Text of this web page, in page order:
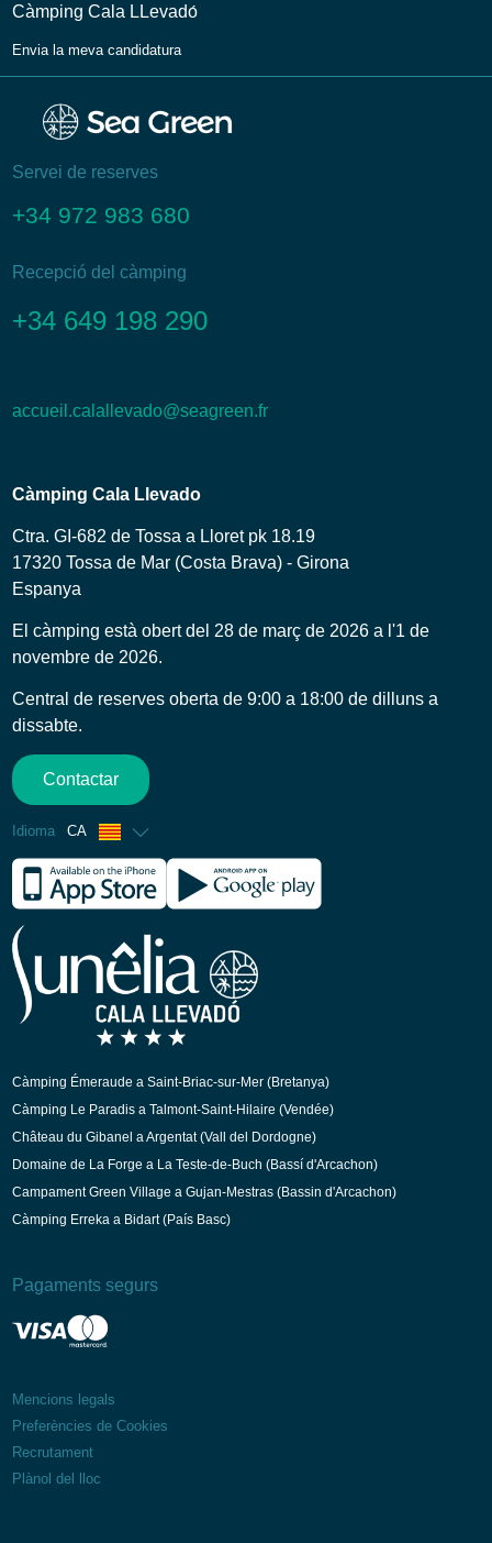
Càmping Cala LLevadо́
Envia la meva candidatura
Servei de reserves
+34 972 983 680
Recepció del càmping
+34 649 198 290
accueil.calallevado@seagreen.fr
Càmping Cala Llevado
Ctra. GI-682 de Tossa a Lloret pk 18.19
17320 Tossa de Mar (Costa Brava) - Girona
Espanya
El càmping està obert del 28 de març de 2026 a l'1 de
novembre de 2026.
Central de reserves oberta de 9:00 a 18:00 de dilluns a
dissabte.
Contactar
Idioma CA
Francès
Anglès
Espanyol
Alemany
Càmping Émeraude a Saint-Briac-sur-Mer (Bretanya)
Càmping Le Paradis a Talmont-Saint-Hilaire (Vendée)
Château du Gibanel a Argentat (Vall del Dordogne)
Domaine de La Forge a La Teste-de-Buch (Bassí d'Arcachon)
Campament Green Village a Gujan-Mestras (Bassin d'Arcachon)
Càmping Erreka a Bidart (País Basc)
Pagaments segurs
Mencions legals
Preferències de Cookies
Recrutament
Plànol del lloc